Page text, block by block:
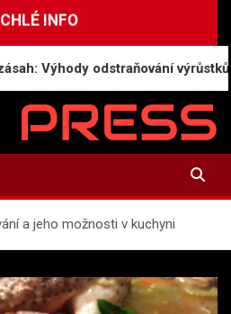
INFO
odstraňování výrůstků
zpravodajství
a jeho možnosti v kuchyni